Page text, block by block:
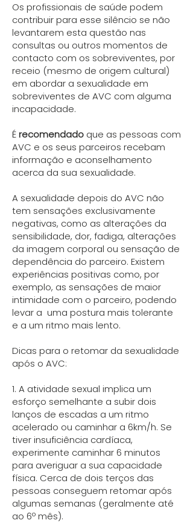
Os profissionais de saúde podem
contribuir para esse silêncio se não
levantarem esta questão nas
consultas ou outros momentos de
contacto com os sobreviventes, por
receio (mesmo de origem cultural)
em abordar a sexualidade em
sobreviventes de AVC com alguma
incapacidade.
Érecomendado que as pessoas com
AVC e os seus parceiros recebam
informação e aconselhamento
acerca da sua sexualidade.
A sexualidade depois do AVC não
tem sensações exclusivamente
negativas, como as alterações da
sensibilidade, dor, fadiga, alterações
da imagem corporal ou sensação de
dependência do parceiro. Existem
experiências positivas como, por
exemplo, as sensações de maior
intimidade com o parceiro, podendo
levar a uma postura mais tolerante
e a um ritmo mais lento.
Dicas para o retomar da sexualidade
após o AVC:
1. A atividade sexual implica um
esforço semelhante a subir dois
lanços de escadas a um ritmo
acelerado ou caminhar a 6km/h. Se
tiver insuficiência cardíaca,
experimente caminhar 6 minutos
para averiguar a sua capacidade
física. Cerca de dois terços das
pessoas conseguem retomar após
algumas semanas (geralmente até
ao 6º mês).